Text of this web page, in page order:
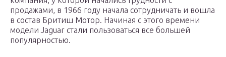
продажами, в 1966 году начала сотрудничать и вошла
в состав Бритиш Мотор. Начиная с этого времени
модели Jaguar стали пользоваться все большей
популярностью.